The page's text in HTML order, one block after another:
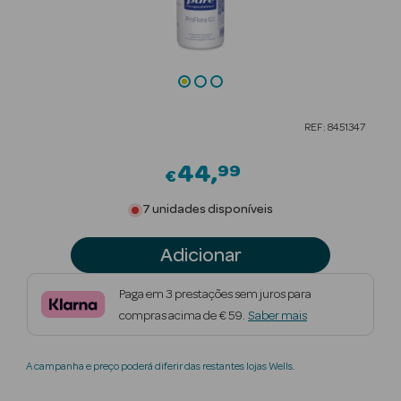
Beauty Season
Beauty Season
REF: 8451347
€44 99
7 unidades disponíveis
Adicionar
Paga em 3 prestações sem juros para
compras acima de € 59. Saber mais
A campanha e preço poderá diferir das restantes lojas Wells.